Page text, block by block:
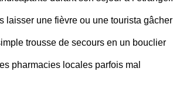
laisser une fièvre ou une tourista gâcher
trousse de secours en un bouclier
pharmacies locales parfois mal